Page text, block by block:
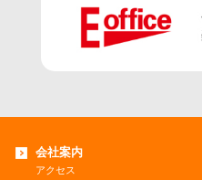
会社案内
アクセス